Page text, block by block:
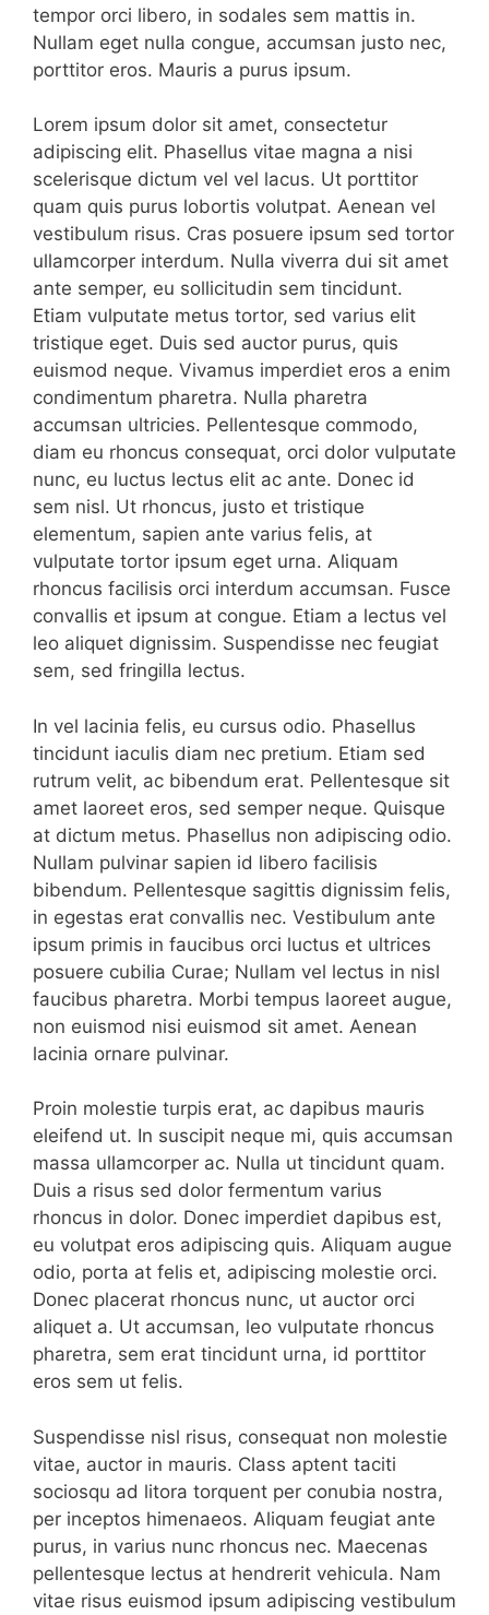
tempor orci libero, in sodales sem mattis in.
Nullam eget nulla congue, accumsan justo nec,
porttitor eros. Mauris a purus ipsum.
Lorem ipsum dolor sit amet, consectetur
adipiscing elit. Phasellus vitae magna a nisi
scelerisque dictum vel vel lacus. Ut porttitor
quam quis purus lobortis volutpat. Aenean vel
vestibulum risus. Cras posuere ipsum sed tortor
ullamcorper interdum. Nulla viverra dui sit amet
ante semper, eu sollicitudin sem tincidunt.
Etiam vulputate metus tortor, sed varius elit
tristique eget. Duis sed auctor purus, quis
euismod neque. Vivamus imperdiet eros a enim
condimentum pharetra. Nulla pharetra
accumsan ultricies. Pellentesque commodo,
diam eu rhoncus consequat, orci dolor vulputate
nunc, eu luctus lectus elit ac ante. Donec id
sem nisl. Ut rhoncus, justo et tristique
elementum, sapien ante varius felis, at
vulputate tortor ipsum eget urna. Aliquam
rhoncus facilisis orci interdum accumsan. Fusce
convallis et ipsum at congue. Etiam a lectus vel
leo aliquet dignissim. Suspendisse nec feugiat
sem, sed fringilla lectus.
In vel lacinia felis, eu cursus odio. Phasellus
tincidunt iaculis diam nec pretium. Etiam sed
rutrum velit, ac bibendum erat. Pellentesque sit
amet laoreet eros, sed semper neque. Quisque
at dictum metus. Phasellus non adipiscing odio.
Nullam pulvinar sapien id libero facilisis
bibendum. Pellentesque sagittis dignissim felis,
in egestas erat convallis nec. Vestibulum ante
ipsum primis in faucibus orci luctus et ultrices
posuere cubilia Curae; Nullam vel lectus in nisl
faucibus pharetra. Morbi tempus laoreet augue,
non euismod nisi euismod sit amet. Aenean
lacinia ornare pulvinar.
Proin molestie turpis erat, ac dapibus mauris
eleifend ut. In suscipit neque mi, quis accumsan
massa ullamcorper ac. Nulla ut tincidunt quam.
Duis a risus sed dolor fermentum varius
rhoncus in dolor. Donec imperdiet dapibus est,
eu volutpat eros adipiscing quis. Aliquam augue
odio, porta at felis et, adipiscing molestie orci.
Donec placerat rhoncus nunc, ut auctor orci
aliquet a. Ut accumsan, leo vulputate rhoncus
pharetra, sem erat tincidunt urna, id porttitor
eros sem ut felis.
Suspendisse nisl risus, consequat non molestie
vitae, auctor in mauris. Class aptent taciti
sociosqu ad litora torquent per conubia nostra,
per inceptos himenaeos. Aliquam feugiat ante
purus, in varius nunc rhoncus nec. Maecenas
pellentesque lectus at hendrerit vehicula. Nam
vitae risus euismod ipsum adipiscing vestibulum